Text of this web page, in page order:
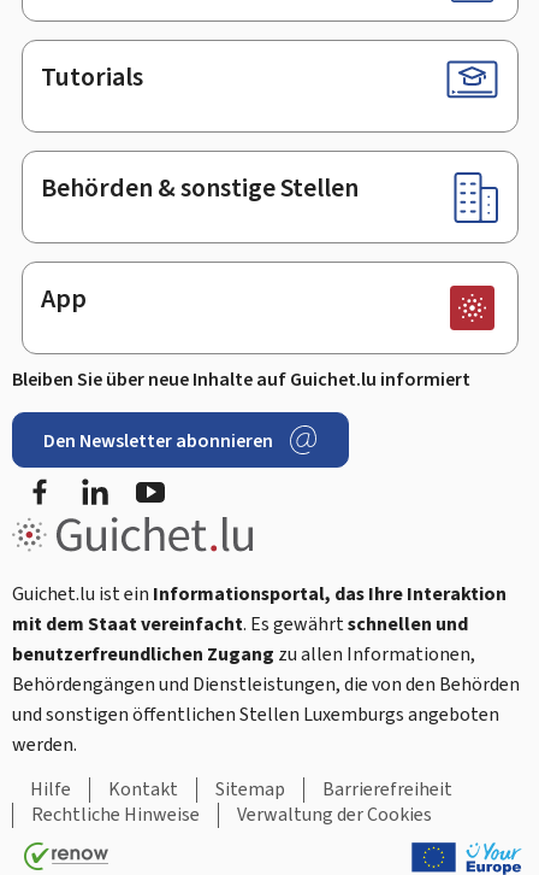
Tutorials
Behörden & sonstige Stellen
App
Bleiben Sie über neue Inhalte auf Guichet.lu informiert
Den Newsletter abonnieren
FacebookLinkedIn
Guichet.lu ist ein Informationsportal, das Ihre Interaktion
mit dem Staat vereinfacht. Es gewährtschnellen und
benutzerfreundlichen Zugang zu allen Informationen,
Behördengängen und Dienstleistungen, die von den Behörden
und sonstigen öffentlichen Stellen Luxemburgs angeboten
werden.
Hilfe
Kontakt Sitemap
Barrierefreiheit
Rechtliche Hinweise
Verwaltung der Cookies